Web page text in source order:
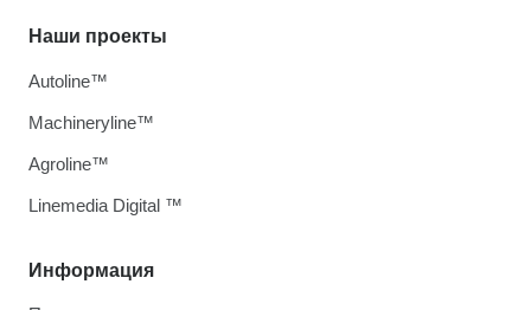
Информация
Наши проекты
Autoline™
Machineryline™
Agroline™
Linemedia Digital ™